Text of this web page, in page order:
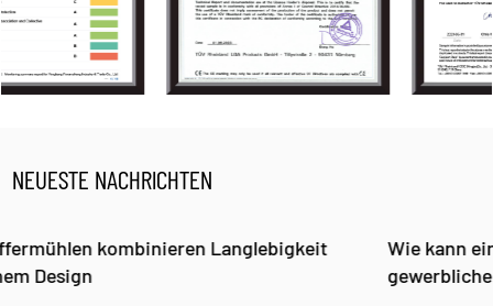
NEUESTE NACHRICHTEN
Wie kann eine Kaffeemühle die Effizienz in
gewerblichen Umgebungen verbessern?